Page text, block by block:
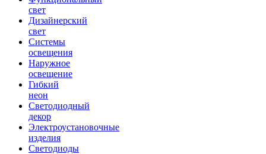
свет
Дизайнерский
свет
Системы
освещения
Наружное
освещение
Гибкий
неон
Светодиодный
декор
Электроустановочные
изделия
Светодиоды